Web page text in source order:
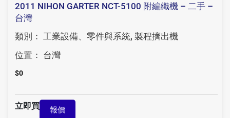
2011 NIHON GARTER NCT-5100 附編織機 – 二手 –
台灣
類別： 工業設備、零件與系統, 製程擠出機
位置： 台灣
$0
立即買 報價